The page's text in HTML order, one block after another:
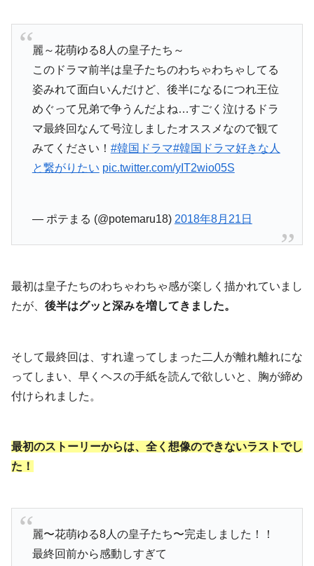
麗～花萌ゆる8人の皇子たち～
このドラマ前半は皇子たちのわちゃわちゃしてる
姿みれて面白いんだけど、後半になるにつれ王位
めぐって兄弟で争うんだよね…すごく泣けるドラ
マ最終回なんて号泣しましたオススメなので観て
みてください！ #韓国ドラマ#韓国ドラマ好きな人
と繋がりたい pic.twitter.com/yIT2wio05S
— ポテまる (@potemaru18) 2018年8月21日
最初は皇子たちのわちゃわちゃ感が楽しく描かれていまし
たが、 後半はグッと深みを増してきました。
そして最終回は、すれ違ってしまった二人が離れ離れにな
ってしまい、早くヘスの手紙を読んで欲しいと、胸が締め
付けられました。
最初のストーリーからは、全く想像のできないラストでし
た！
麗〜花萌ゆる8人の皇子たち〜完走しました！！
最終回前から感動しすぎて